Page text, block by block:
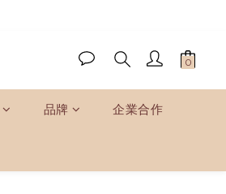
品牌 企業合作